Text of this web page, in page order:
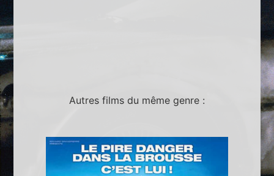
Autres films du même genre :